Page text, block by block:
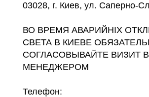
03028, г. Киев, ул. Саперно-
ВО ВРЕМЯ АВАРИЙНІХ
СВЕТА В КИЕВЕ
СОГЛАСОВЫВАЙТЕ ВИЗИТ
МЕНЕДЖЕРОМ
Телефон: